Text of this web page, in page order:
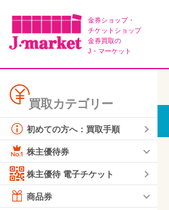
金券ショップ・
チケットショップ
金券買取の
J・マーケット
買取カテゴリー
初めての方へ：買取手順
株主優待券
株主優待 電子チケット
商品券